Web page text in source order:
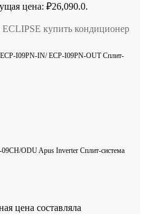
цена: ₽26,090.0.
I09PN-IN/ ECP-I09PN-OUT Сплит-
ODU Apus Inverter Сплит-система
цена составляла